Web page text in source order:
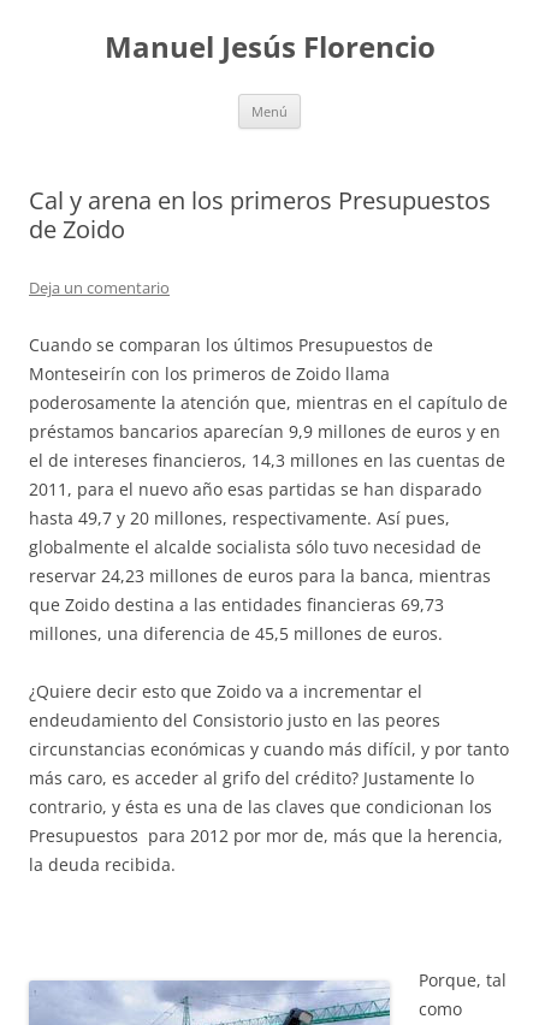
contenidoManuel Jesús Florencio
Menú
Cal y arena en los primeros Presupuestos
de Zoido
Deja un comentario
Cuando se comparan los últimos Presupuestos de
Monteseirín con los primeros de Zoido llama
poderosamente la atención que, mientras en el capítulo de
préstamos bancarios aparecían 9,9 millones de euros y en
el de intereses financieros, 14,3 millones en las cuentas de
2011, para el nuevo año esas partidas se han disparado
hasta 49,7 y 20 millones, respectivamente. Así pues,
globalmente el alcalde socialista sólo tuvo necesidad de
reservar 24,23 millones de euros para la banca, mientras
que Zoido destina a las entidades financieras 69,73
millones, una diferencia de 45,5 millones de euros.
¿Quiere decir esto que Zoido va a incrementar el
endeudamiento del Consistorio justo en las peores
circunstancias económicas y cuando más difícil, y por tanto
más caro, es acceder al grifo del crédito? Justamente lo
contrario, y ésta es una de las claves que condicionan los
Presupuestos para 2012 por mor de, más que la herencia,
la deuda recibida.
Porque, tal
como